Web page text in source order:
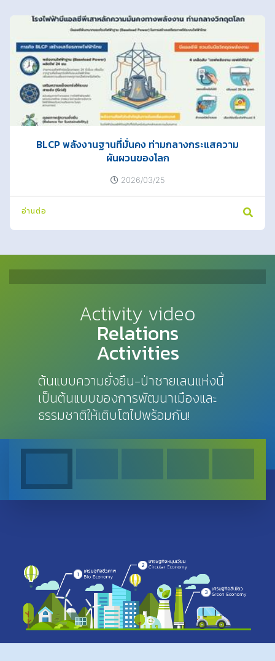
BLCP พลังงานฐานที่มั่นคง ท่ามกลางกระแสความ
ผันผวนของโลก
2026/03/25
อ่านต่อ
Activity video
Relations
Activities
ต้นแบบความยั่งยืน-ป่าชายเลนแห่งนี้
เป็นต้นแบบของการพัฒนาเมืองและ
ธรรมชาติให้เติบโตไปพร้อมกัน!
Previous
Next